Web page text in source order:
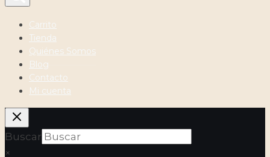
Carrito
Tienda
Quiénes Somos
Blog
Contacto
Mi cuenta
Buscar
×